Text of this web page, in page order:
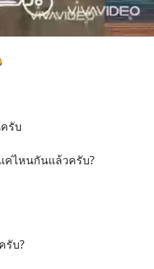
รับ
ค่ไหนกันแล้วครับ?
รับ?